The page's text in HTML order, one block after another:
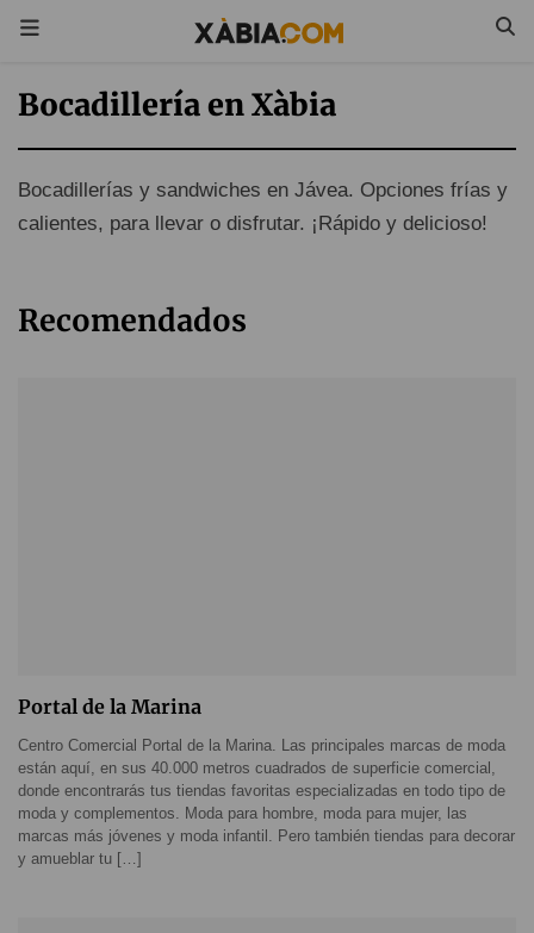
Bocadillería en Xàbia
Bocadillerías y sandwiches en Jávea. Opciones frías y
calientes, para llevar o disfrutar. ¡Rápido y delicioso!
Recomendados
Portal de la Marina
Centro Comercial Portal de la Marina. Las principales marcas de moda
están aquí, en sus 40.000 metros cuadrados de superficie comercial,
donde encontrarás tus tiendas favoritas especializadas en todo tipo de
moda y complementos. Moda para hombre, moda para mujer, las
marcas más jóvenes y moda infantil. Pero también tiendas para decorar
y amueblar tu […]